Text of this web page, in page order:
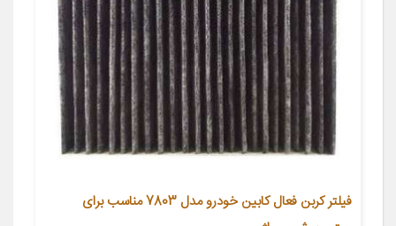
فیلتر کربن فعال کابین خودرو مدل 7803 مناسب برای